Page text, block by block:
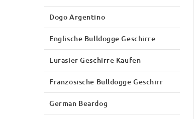
Dogo Argentino
Englische Bulldogge Geschirre
Eurasier Geschirre Kaufen
Französische Bulldogge Geschirr
German Beardog